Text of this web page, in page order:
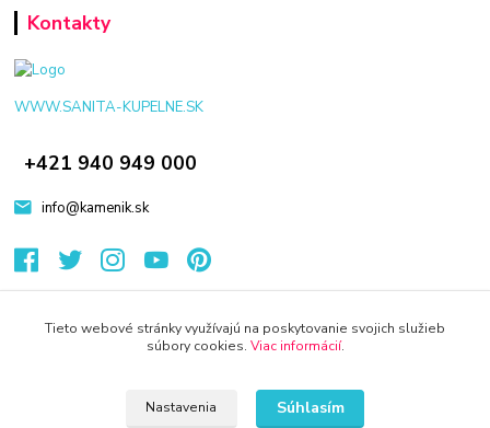
Kontakty
WWW.SANITA-KUPELNE.SK
+421 940 949 000
info@kamenik.sk
Tieto webové stránky využívajú na poskytovanie svojich služieb
súbory cookies. Viac informácií.
Nastavenia Súhlasím